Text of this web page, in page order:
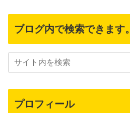
ブログ内で検索できます。
プロフィール